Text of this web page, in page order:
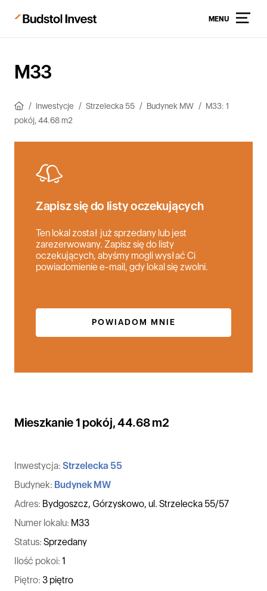
MENU
M33
Inwestycje Strzelecka 55 Budynek MW
M33: 1
pokój, 44.68 m2
Zapisz się do listy oczekujących
Ten lokal został już sprzedany lub jest
zarezerwowany. Zapisz się do listy
oczekujących, abyśmy mogli wysłać Ci
powiadomienie e-mail, gdy lokal się zwolni.
POWIADOM MNIE
Mieszkanie 1 pokój, 44.68 m2
Inwestycja: Strzelecka 55
Budynek: Budynek MW
Adres: Bydgoszcz, Górzyskowo, ul. Strzelecka 55/57
Numer lokalu: M33
Status: Sprzedany
Ilość pokoi: 1
Piętro: 3 piętro